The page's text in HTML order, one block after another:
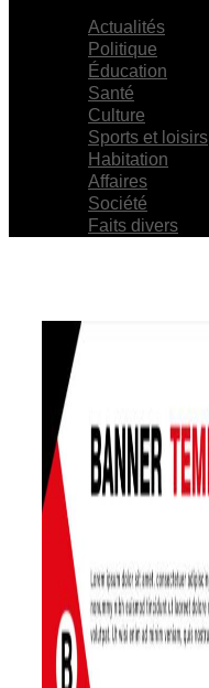
Actualités
Politique
Éducation
Santé
Culture
Sports et loisirs
Habitation
Affaires
Société
Faits divers